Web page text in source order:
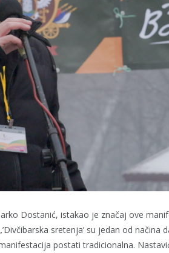
Dostanić, istakao je značaj ove
sretenja’ su jedan od
postati tradicionalna.